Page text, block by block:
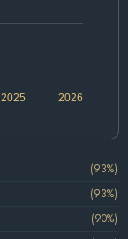
2026
2025
(93%)
(93%)
(90%)